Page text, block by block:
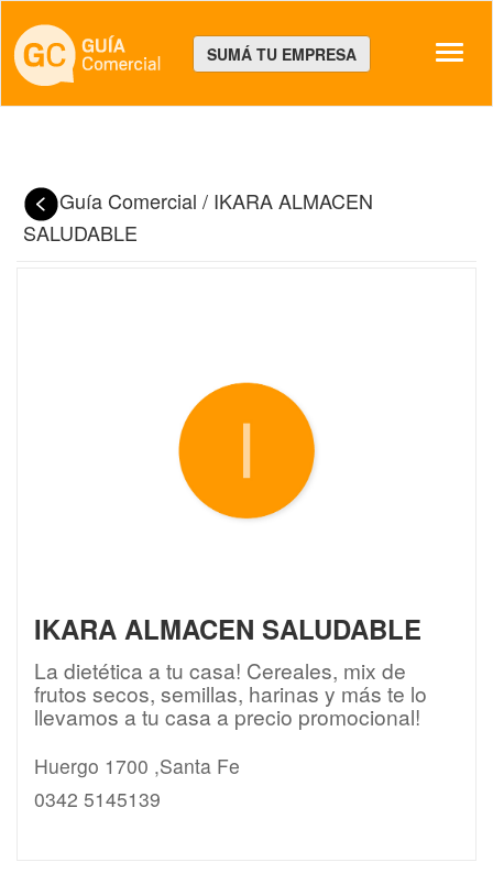
SUMÁ TU EMPRESA
Guía Comercial / IKARA ALMACEN
SALUDABLE
IKARA ALMACEN SALUDABLE
La dietética a tu casa! Cereales, mix de
frutos secos, semillas, harinas y más te lo
llevamos a tu casa a precio promocional!
Huergo 1700 ,Santa Fe
0342 5145139